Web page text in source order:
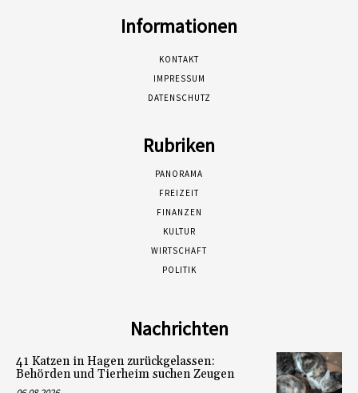
Informationen
KONTAKT
IMPRESSUM
DATENSCHUTZ
Rubriken
PANORAMA
FREIZEIT
FINANZEN
KULTUR
WIRTSCHAFT
POLITIK
Nachrichten
41 Katzen in Hagen zurückgelassen:
Behörden und Tierheim suchen Zeugen